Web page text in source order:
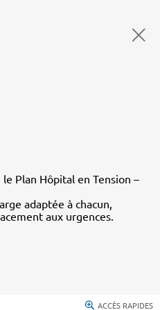
Plan Hôpital en Tension –
adaptée à chacun,
aux urgences.
ACCÈS RAPIDES